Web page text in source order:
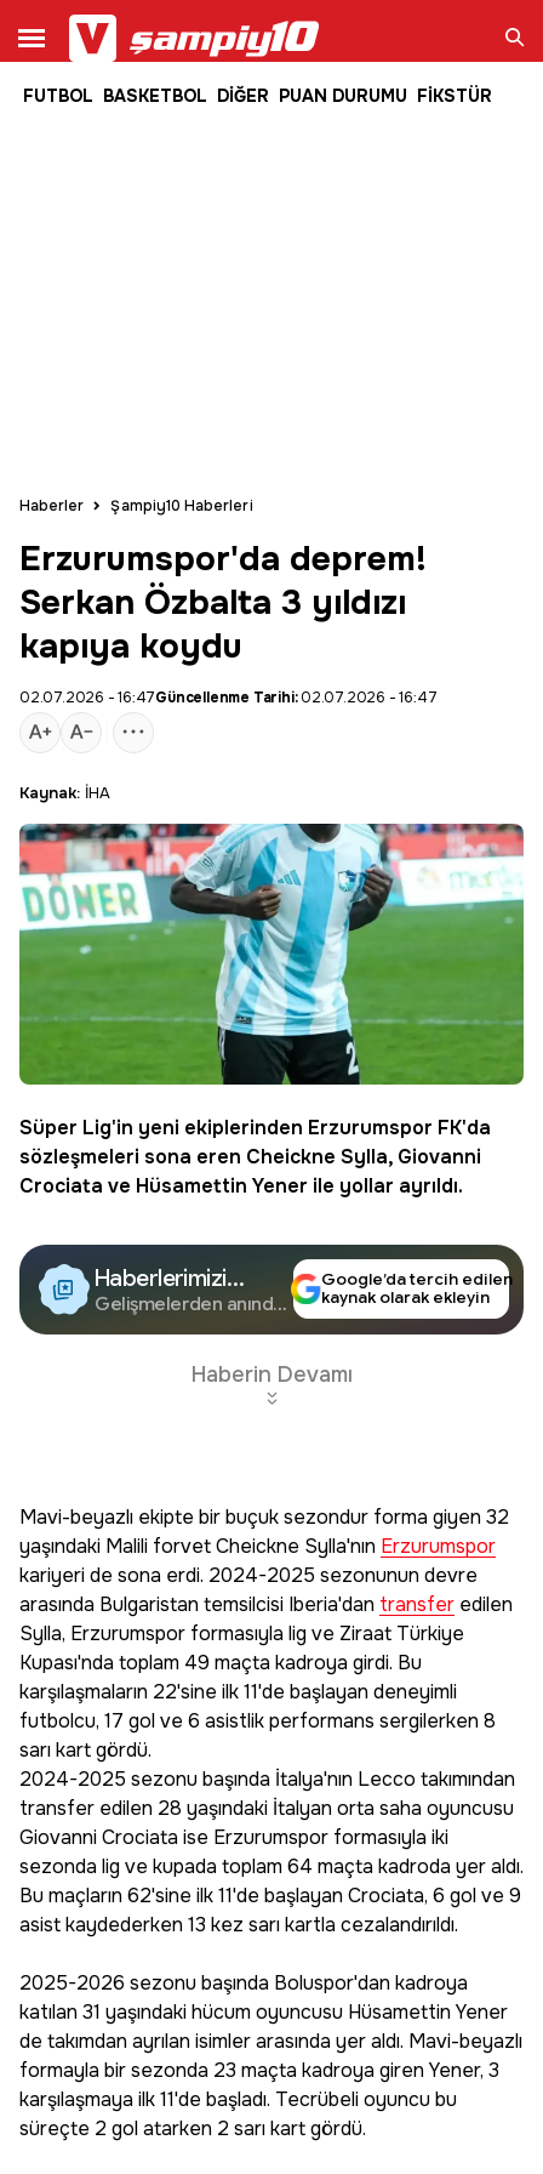
FUTBOL BASKETBOL DİĞER PUAN DURUMU FİKSTÜRAra
Haberler Şampiy10 Haberleri
Erzurumspor'da deprem!
Serkan Özbalta 3 yıldızı
kapıya koydu
02.07.2026 - 16:47Güncellenme Tarihi:02.07.2026 - 16:47
Kaynak: İHA
Süper Lig'in yeni ekiplerinden Erzurumspor FK'da
sözleşmeleri sona eren Cheickne Sylla, Giovanni
Crociata ve Hüsamettin Yener ile yollar ayrıldı.
Haberlerimizi
Google'da Takip
Edin
Gelişmelerden anında
Google’da tercih edilen
kaynak olarak ekleyin
Haberin Devamı
Mavi-beyazlı ekipte bir buçuk sezondur forma giyen 32
yaşındaki Malili forvet Cheickne Sylla'nın Erzurumspor
kariyeri de sona erdi. 2024-2025 sezonunun devre
arasında Bulgaristan temsilcisi Iberia'dan transfer edilen
Sylla, Erzurumspor formasıyla lig ve Ziraat Türkiye
Kupası'nda toplam 49 maçta kadroya girdi. Bu
karşılaşmaların 22'sine ilk 11'de başlayan deneyimli
futbolcu, 17 gol ve 6 asistlik performans sergilerken 8
sarı kart gördü.
2024-2025 sezonu başında İtalya'nın Lecco takımından
transfer edilen 28 yaşındaki İtalyan orta saha oyuncusu
Giovanni Crociata ise Erzurumspor formasıyla iki
sezonda lig ve kupada toplam 64 maçta kadroda yer aldı.
Bu maçların 62'sine ilk 11'de başlayan Crociata, 6 gol ve 9
asist kaydederken 13 kez sarı kartla cezalandırıldı.
2025-2026 sezonu başında Boluspor'dan kadroya
katılan 31 yaşındaki hücum oyuncusu Hüsamettin Yener
de takımdan ayrılan isimler arasında yer aldı. Mavi-beyazlı
formayla bir sezonda 23 maçta kadroya giren Yener, 3
karşılaşmaya ilk 11'de başladı. Tecrübeli oyuncu bu
süreçte 2 gol atarken 2 sarı kart gördü.